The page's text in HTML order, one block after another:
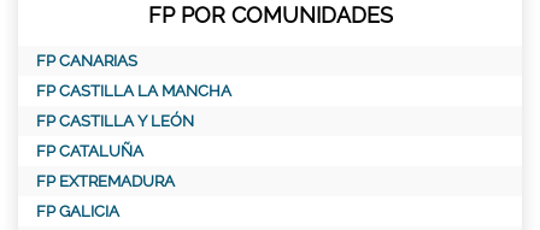
FP POR COMUNIDADES
FP CANARIAS
FP CASTILLA LA MANCHA
FP CASTILLA Y LEÓN
FP CATALUÑA
FP EXTREMADURA
FP GALICIA